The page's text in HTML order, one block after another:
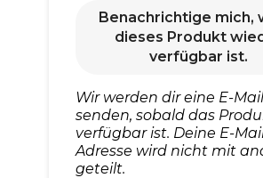
Benachrichtige mich,
dieses Produkt
verfügbar ist.
Wir werden dir eine E-Mail
senden, sobald das
verfügbar ist. Deine E-
Adresse wird nicht mit
geteilt.